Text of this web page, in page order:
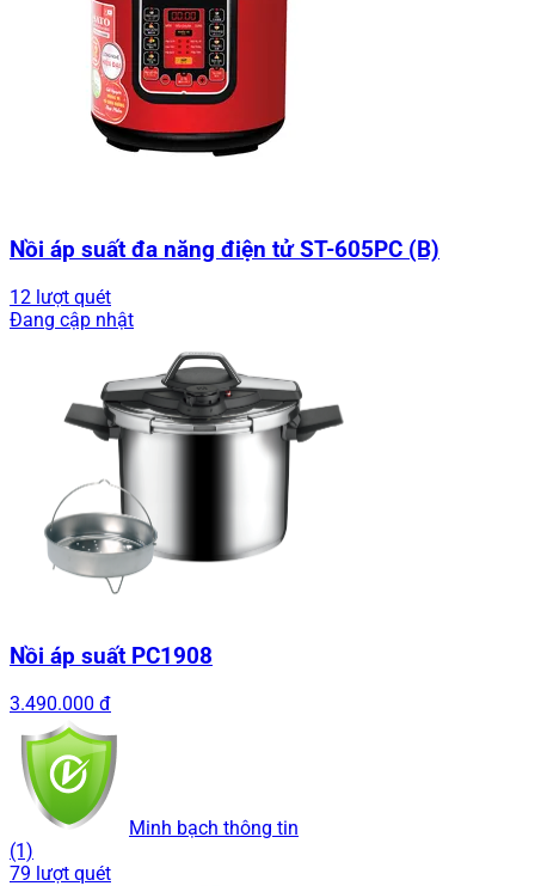
Nồi áp suất đa năng điện tử ST-605PC (B)
12 lượt quét
Đang cập nhật
Nồi áp suất PC1908
3.490.000 đ
Minh bạch thông tin
(1)
79 lượt quét